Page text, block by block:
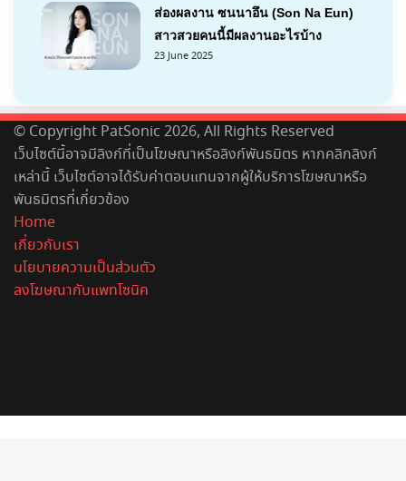
ส่องผลงาน ซนนาอึน (Son Na Eun)
สาวสวยคนนี้มีผลงานอะไรบ้าง
23 June 2025
© Copyright PatSonic 2026, All Rights Reserved
เว็บไซต์นี้อาจมีลิงก์ที่เป็นโฆษณาหรือลิงก์พันธมิตร หากคลิกลิงก์
เหล่านี้ เว็บไซต์อาจได้รับค่าตอบแทนจากผู้ให้บริการโฆษณาหรือ
พันธมิตรที่เกี่ยวข้อง
Home
เกี่ยวกับเรา
นโยบายความเป็นส่วนตัว
ลงโฆษณากับแพทโซนิค